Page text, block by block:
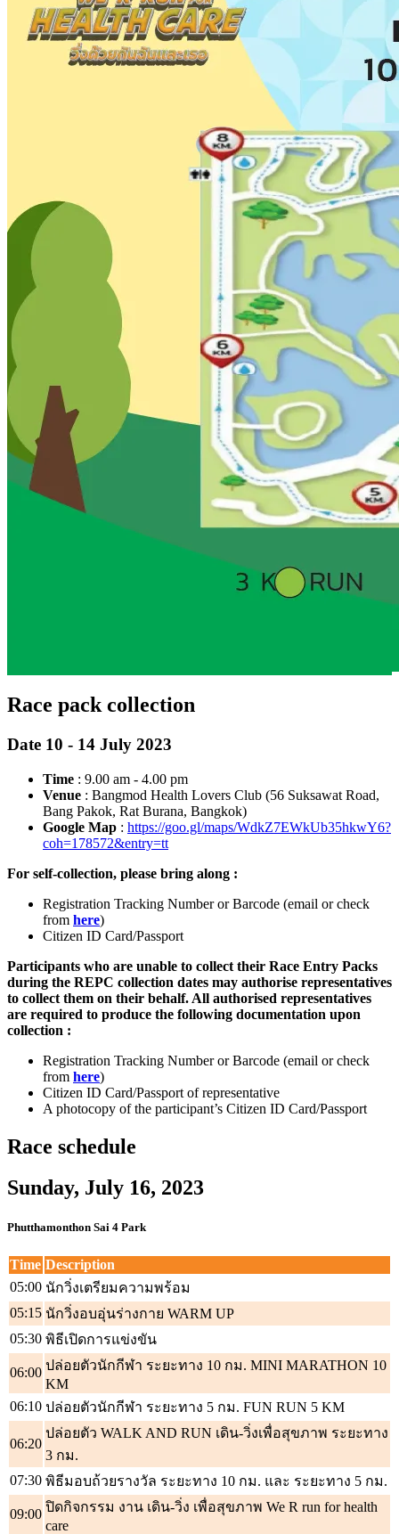
Race pack collection
Date 10 - 14 July 2023
Time : 9.00 am - 4.00 pm
Venue : Bangmod Health Lovers Club (56 Suksawat Road,
Bang Pakok, Rat Burana, Bangkok)
Google Map : https://goo.gl/maps/WdkZ7EWkUb35hkwY6?
coh=178572&entry=tt
For self-collection, please bring along :
Registration Tracking Number or Barcode (email or check
from here)
Citizen ID Card/Passport
Participants who are unable to collect their Race Entry Packs
during the REPC collection dates may authorise representatives
to collect them on their behalf. All authorised representatives
are required to produce the following documentation upon
collection :
Registration Tracking Number or Barcode (email or check
from here)
Citizen ID Card/Passport of representative
A photocopy of the participant’s Citizen ID Card/Passport
Race schedule
Sunday, July 16, 2023
Phutthamonthon Sai 4 Park
Time Description
05:00 นักวิ่งเตรียมความพร้อม
05:15 นักวิ่งอบอุ่นร่างกาย WARM UP
05:30 พิธีเปิดการแข่งขัน
06:00 ปล่อยตัวนักกีฬา ระยะทาง 10 กม. MINI MARATHON 10
KM
06:10 ปล่อยตัวนักกีฬา ระยะทาง 5 กม. FUN RUN 5 KM
06:20
ปล่อยตัว WALK AND RUN เดิน-วิ่งเพื่อสุขภาพ ระยะทาง
3 กม.
07:30 พิธีมอบถ้วยรางวัล ระยะทาง 10 กม. และ ระยะทาง 5 กม.
09:00 ปิดกิจกรรม งาน เดิน-วิ่ง เพื่อสุขภาพ We R run for health
care